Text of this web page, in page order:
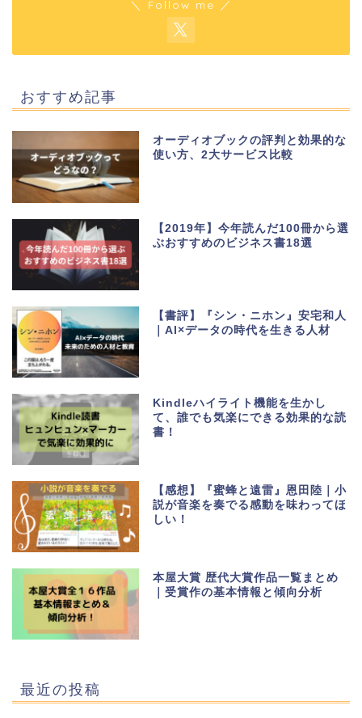
＼ Follow me ／
おすすめ記事
オーディオブックの評判と効果的な
使い方、2大サービス比較
【2019年】今年読んだ100冊から選
ぶおすすめのビジネス書18選
【書評】『シン・ニホン』安宅和人
｜AI×データの時代を生きる人材
Kindleハイライト機能を生かし
て、誰でも気楽にできる効果的な読
書！
【感想】『蜜蜂と遠雷』恩田陸｜小
説が音楽を奏でる感動を味わってほ
しい！
本屋大賞 歴代大賞作品一覧まとめ
｜受賞作の基本情報と傾向分析
最近の投稿